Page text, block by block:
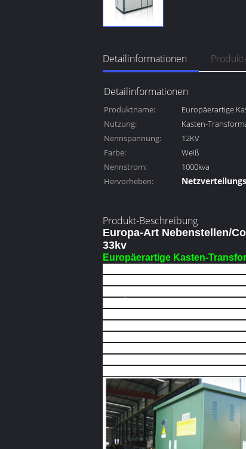
Detailinformationen
Detailinformationen
Produktname:
Europäerartige
Nebenstelle
Nutzung:
Kasten-
Nennspannung:
12KV
Farbe:
Weiß
Nennstrom:
1000kva
Hervorheben:
Produkt-Beschreibung
Europa-Art Nebenstellen/
33kv
Europäerartige Kasten-